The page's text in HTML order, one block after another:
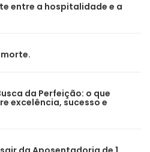
entre a hospitalidade e a
da Perfeição: o que
excelência, sucesso e